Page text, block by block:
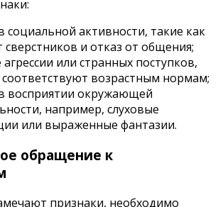
социальной активности, такие как
сверстников и отказ от общения;
или странных поступков,
возрастным нормам;
восприятии окружающей
например, слуховые
или выраженные фантазии.
обращение к
признаки, необходимо